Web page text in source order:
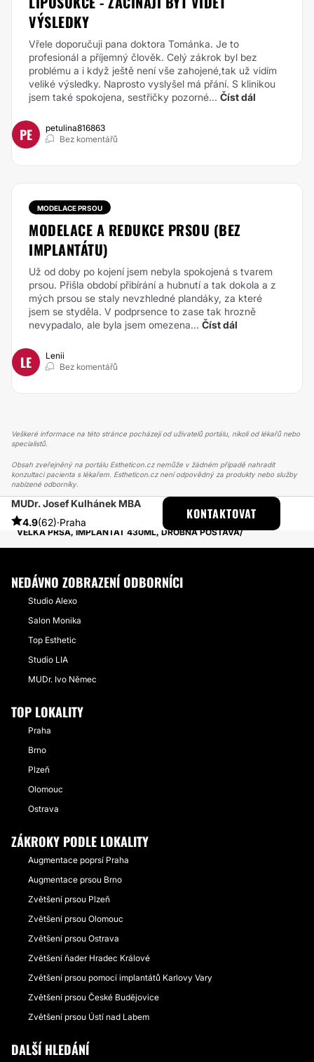
VÝSLEDKY
Vřele doporučuji pana doktora Tománka. Je to
profesionál a příjemný člověk. Celý zákrok byl bez
problému a i když ještě není vše zahojené,tak už vidím
veliké výsledky. Naprosto vyslyšel má přání. S klinikou
jsem také spokojena, sestřičky pozorné... Číst dál
PE
petulina816863
Bez komentářů
MODELACE PRSOU
MODELACE A REDUKCE PRSOU (BEZ
IMPLANTÁTU)
Už od doby po kojení jsem nebyla spokojená s tvarem
prsou. Přišla období přibírání a hubnutí a tak dokola a z
mých prsou se staly nevzhledné plandáky, za které
jsem se styděla. V podprsence to zase tak hrozně
nevypadalo, ale byla jsem omezena... Číst dál
LE
Lenii
Bez komentářů
Veškeré informace na této stránce pocházejí od uživatelů portálu, nikoli od lékařů nebo
specialistů.
Obsah zveřejněný na portálu Estheticon.cz nemůže v žádném případě nahradit
konzultaci pacienta s lékařem. Estheticon.cz není odpovědný za produkty nebo služby
nabízené odborníky.
MUDr. Josef Kulhánek MBA
4.9(62)·Praha
KONTAKTOVAT
ESTHETICON
PŘÍBĚHY
PŘÍBĚHY TÝKAJÍCÍ SE ZÁKROKU ZVĚTŠENÍ PRSOU
VELKÁ PRSA, IMPLANTÁT 430ML, DROBNÁ POSTAVA
NEDÁVNO ZOBRAZENÍ ODBORNÍCI
Studio Alexo
Salon Monika
Top Esthetic
Studio LIA
MUDr. Ivo Němec
TOP LOKALITY
Praha
Brno
Plzeň
Olomouc
Ostrava
ZÁKROKY PODLE LOKALITY
Augmentace poprsí Praha
Augmentace prsou Brno
Zvětšení prsou Plzeň
Zvětšení prsou Olomouc
Zvětšení prsou Ostrava
Zvětšení ňader Hradec Králové
Zvětšení prsou pomocí implantátů Karlovy Vary
Zvětšení prsou České Budějovice
Zvětšení prsou Ústí nad Labem
DALŠÍ HLEDÁNÍ